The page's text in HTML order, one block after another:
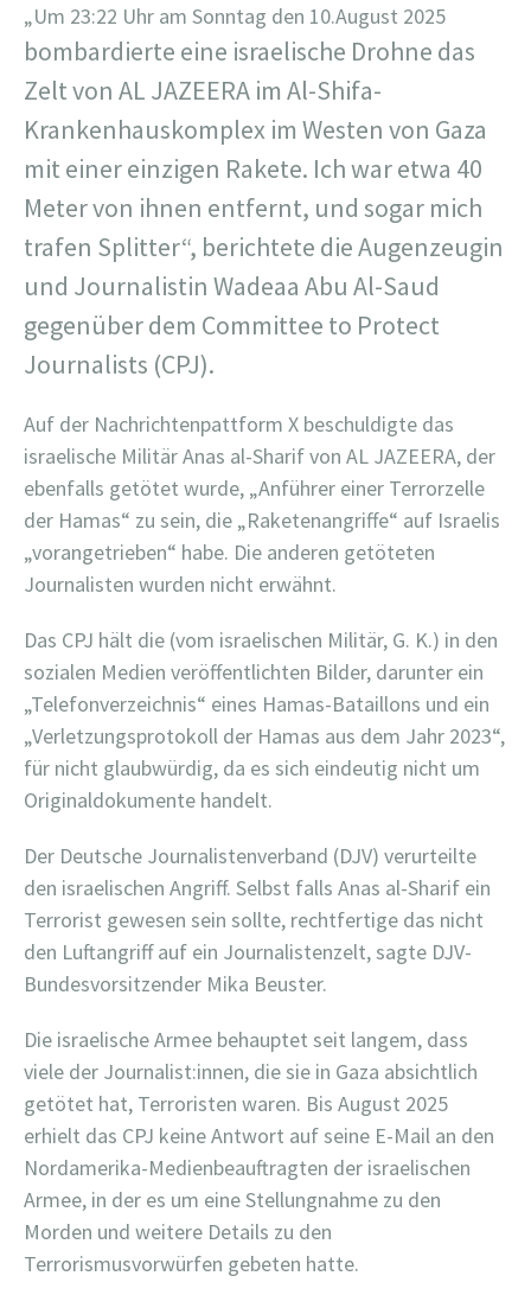
„Um 23:22 Uhr am Sonntag den 10.August 2025
bombardierte eine israelische Drohne das
Zelt von AL JAZEERA im Al-Shifa-
Krankenhauskomplex im Westen von Gaza
mit einer einzigen Rakete. Ich war etwa 40
Meter von ihnen entfernt, und sogar mich
trafen Splitter“, berichtete die Augenzeugin
und Journalistin Wadeaa Abu Al-Saud
gegenüber dem Committee to Protect
Journalists (CPJ).
Auf der Nachrichtenpattform X beschuldigte das
israelische Militär Anas al-Sharif von AL JAZEERA, der
ebenfalls getötet wurde, „Anführer einer Terrorzelle
der Hamas“ zu sein, die „Raketenangriffe“ auf Israelis
„vorangetrieben“ habe. Die anderen getöteten
Journalisten wurden nicht erwähnt.
Das CPJ hält die (vom israelischen Militär, G. K.) in den
sozialen Medien veröffentlichten Bilder, darunter ein
„Telefonverzeichnis“ eines Hamas-Bataillons und ein
„Verletzungsprotokoll der Hamas aus dem Jahr 2023“,
für nicht glaubwürdig, da es sich eindeutig nicht um
Originaldokumente handelt.
Der Deutsche Journalistenverband (DJV) verurteilte
den israelischen Angriff. Selbst falls Anas al-Sharif ein
Terrorist gewesen sein sollte, rechtfertige das nicht
den Luftangriff auf ein Journalistenzelt, sagte DJV-
Bundesvorsitzender Mika Beuster.
Die israelische Armee behauptet seit langem, dass
viele der Journalist:innen, die sie in Gaza absichtlich
getötet hat, Terroristen waren. Bis August 2025
erhielt das CPJ keine Antwort auf seine E-Mail an den
Nordamerika-Medienbeauftragten der israelischen
Armee, in der es um eine Stellungnahme zu den
Morden und weitere Details zu den
Terrorismusvorwürfen gebeten hatte.